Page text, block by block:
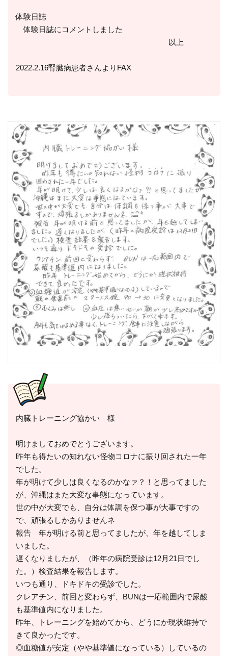
体験日誌
体験日誌にコメントしました
以上
2022.2.16腎臓病患者さんよりFAX
内臓トレーニング協かい 様
明けましておめでとうございます。
昨年も得たいの知れない怪物コロナに振り回された一年
でした。
年が明けて少しは良くなるのかなァ？！と思ってました
が、沖縄はまた大変な事態になっています。
世の中が大変でも、自分は体調を保つ事が大事ですの
で、頑張るしかありませんネ
報告 年が明ける前と思ってましたが、年を越してしま
いました。
遅くなりましたが、（昨年の病院受診は12月21日でし
た。）検査結果を報告します。
いつも通り、ドキドキの受診でした。
クレアチン、前回と変わらず、BUNは一応範囲内で尿酸
も基準値内になりました。
昨年、トレーニングを始めてから、どうにか現状維持で
きて良かったです。
◎血糖値が安定（やや基準値になっている）しているの